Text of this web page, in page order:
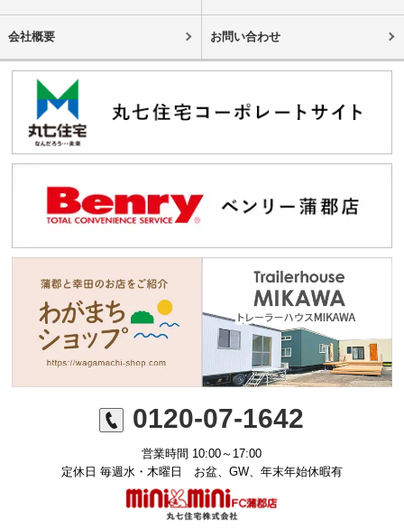
会社概要 お問い合わせ
0120-07-1642
営業時間 10:00～17:00
定休日 毎週水・木曜日 お盆、GW、年末年始休暇有